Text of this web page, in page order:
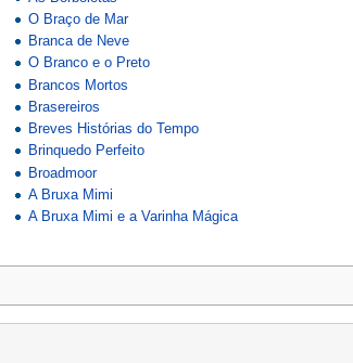
O Braço de Mar
Branca de Neve
O Branco e o Preto
Brancos Mortos
Brasereiros
Breves Histórias do Tempo
Brinquedo Perfeito
Broadmoor
A Bruxa Mimi
A Bruxa Mimi e a Varinha Mágica